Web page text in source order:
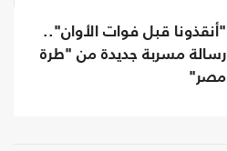
"أنقذونا قبل فوات الأوان"..
رسالة مسربة جديدة من "طرة
مصر"